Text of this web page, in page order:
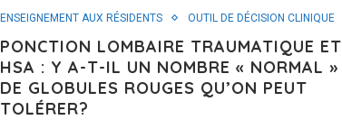
ENSEIGNEMENT AUX RÉSIDENTS OUTIL DE DÉCISION CLINIQUE
PONCTION LOMBAIRE TRAUMATIQUE ET
HSA : Y A-T-IL UN NOMBRE « NORMAL »
DE GLOBULES ROUGES QU’ON PEUT
TOLÉRER?